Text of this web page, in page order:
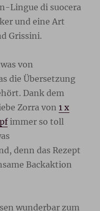
Lingue di suocera
und eine Art
Grissini.
von
die Übersetzung
Dank dem
Zorra von1 x
immer so toll
denn das Rezept
Backaktion
wunderbar zum